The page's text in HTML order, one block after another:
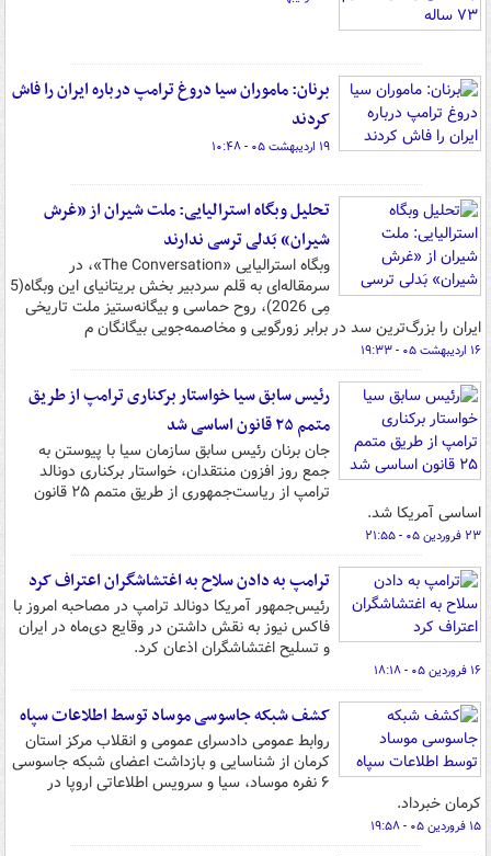
برنان: ماموران سیا دروغ ترامپ درباره ایران را فاش
کردند
۱۹ اردیبهشت ۰۵ - ۱۰:۴۸
تحلیل وبگاه استرالیایی: ملت شیران از «غرش
شیران» بَدلی ترسی ندارند
وبگاه استرالیایی «The Conversation»، در
سرمقاله‌ای به قلم سردبیر بخش بریتانیای این وبگاه(5
مِی 2026)، روح حماسی و بیگانه‌ستیز ملت تاریخی
ایران را بزرگ‌ترین سد در برابر زورگویی و مخاصمه‌جویی بیگانگان م
۱۶ اردیبهشت ۰۵ - ۱۹:۳۳
رئیس سابق سیا خواستار برکناری ترامپ از طریق
متمم ۲۵ قانون اساسی شد
جان برنان رئیس سابق سازمان سیا با پیوستن به
جمع روز افزون منتقدان، خواستار برکناری دونالد
ترامپ از ریاست‌جمهوری از طریق متمم ۲۵ قانون
اساسی آمریکا شد.
۲۳ فروردین ۰۵ - ۲۱:۵۵
ترامپ به دادن سلاح به اغتشاشگران اعتراف کرد
رئیس‌جمهور آمریکا دونالد ترامپ در مصاحبه امروز با
فاکس نیوز به نقش داشتن در وقایع دی‌ماه در ایران
و تسلیح اغتشاشگران اذعان کرد.
۱۶ فروردین ۰۵ - ۱۸:۱۸
کشف شبکه جاسوسی موساد توسط اطلاعات سپاه
روابط عمومی دادسرای عمومی و انقلاب مرکز استان
کرمان از شناسایی و بازداشت اعضای شبکه جاسوسی
۶ نفره موساد، سیا و سرویس اطلاعاتی اروپا در
کرمان خبرداد.
۱۵ فروردین ۰۵ - ۱۹:۵۸